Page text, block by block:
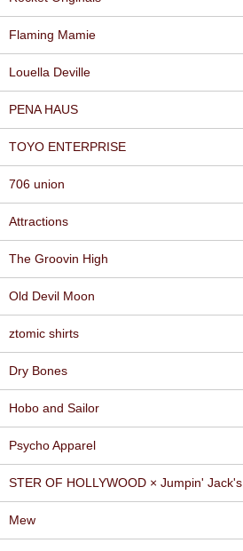
Flaming Mamie
Louella Deville
PENA HAUS
TOYO ENTERPRISE
706 union
Attractions
The Groovin High
Old Devil Moon
ztomic shirts
Dry Bones
Hobo and Sailor
Psycho Apparel
STER OF HOLLYWOOD × Jumpin' Jack's
Mew